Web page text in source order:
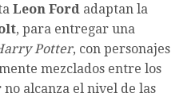
Leon Ford adaptan la
, para entregar una
Potter, con personajes
mezclados entre los
no alcanza el nivel de las